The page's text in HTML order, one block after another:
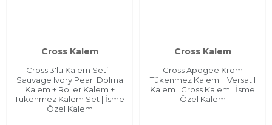
Cross Kalem
Cross 3'lü Kalem Seti -
Sauvage Ivory Pearl Dolma
Kalem + Roller Kalem +
Tükenmez Kalem Set | İsme
Özel Kalem
Cross Kalem
Cross Apogee Krom
Tükenmez Kalem + Versatil
Kalem | Cross Kalem | İsme
Özel Kalem